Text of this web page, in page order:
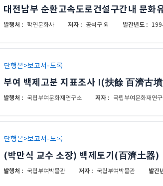
대전남부 순환고속도로건설구간내 문화
발행처 : 학연문화사 저자 : 공석구 외 발간년도 :
단행본>보고서-도록
부여 백제고분 지표조사 I(扶餘 百濟古
발행처 : 국립부여문화재연구소 저자 : 국립부여문화재연
단행본>보고서-도록
(박만식 교수 소장) 백제토기(百濟土器)
발행처 : 국립부여박물관 저자 : 국립부여박물관 발간